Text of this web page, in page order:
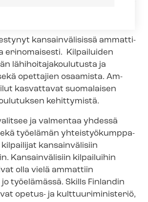
kansainvälisissä am­mat­ti­
erinomaisesti. Kilpailuiden
lä­hi­hoi­ta­ja­kou­lu­tus­ta ja
opettajien osaamista. Am­
kasvattavat suomalaisen
kehittymistä.
ja valmentaa yhdessä
työelämän yh­teis­työ­kump­pa­
kansainvälisiin
Kansainvälisiin kilpailuihin
olla vielä ammattiin
työelämässä. Skills Finlandin
opetus- ja kult­tuu­ri­mi­nis­te­riö,